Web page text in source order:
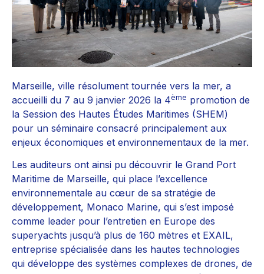
Marseille, ville résolument tournée vers la mer, a
accueilli du 7 au 9 janvier 2026 la 4ème promotion de
la Session des Hautes Études Maritimes (SHEM)
pour un séminaire consacré principalement aux
enjeux économiques et environnementaux de la mer.
Les auditeurs ont ainsi pu découvrir le Grand Port
Maritime de Marseille, qui place l’excellence
environnementale au cœur de sa stratégie de
développement, Monaco Marine, qui s’est imposé
comme leader pour l’entretien en Europe des
superyachts jusqu’à plus de 160 mètres et EXAIL,
entreprise spécialisée dans les hautes technologies
qui développe des systèmes complexes de drones, de